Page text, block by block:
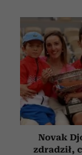
Novak
zdradził,